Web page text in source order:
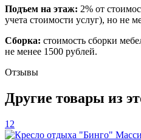
Подъем на этаж: 2% от
учета стоимости услуг), но не
Сборка: стоимость сборки
не менее 1500 рублей.
Отзывы
Другие товары из
12